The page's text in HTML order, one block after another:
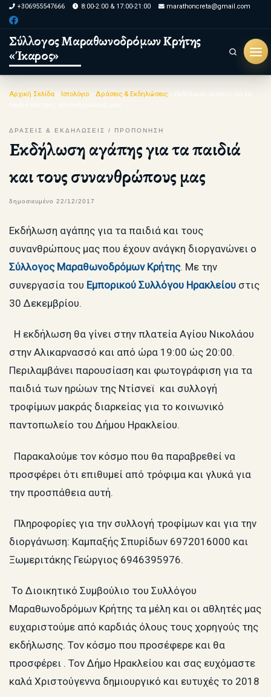
Skip to content
+306955547666 8:00-2:00 & 17:00-21:00 marathoncreta@gmail.com
Σύλλογος Μαραθωνοδρόμων Κρήτης
«Ίκαρος»
Search
Αρχική Σελίδα Ιστολόγιο Δράσεις & Εκδηλώσεις
ΔΡΑΣΕΙΣ & ΕΚΔΗΛΩΣΕΙΣ ΠΡΟΠΟΝΗΣΗ
Εκδήλωση αγάπης για τα παιδιά
και τους συνανθρώπους μας
δημοσιευμένο 22/12/2017
Εκδήλωση αγάπης για τα παιδιά και τους
συνανθρώπους μας που έχουν ανάγκη διοργανώνει ο
Σύλλογος Μαραθωνοδρόμων Κρήτης. Mε την
συνεργασία του Εμπορικού Συλλόγου Ηρακλείου στις
30 Δεκεμβρίου.
Η εκδήλωση θα γίνει στην πλατεία Αγίου Νικολάου
στην Αλικαρνασσό και από ώρα 19:00 ώς 20:00.
Περιλαμβάνει παρουσίαση και φωτογράφιση για τα
παιδιά των ηρώων της Ντίσνεϊ και συλλογή
τροφίμων μακράς διαρκείας για το κοινωνικό
παντοπωλείο του Δήμου Ηρακλείου.
Παρακαλούμε τον κόσμο που θα παραβρεθεί να
προσφέρει ότι επιθυμεί από τρόφιμα και γλυκά για
την προσπάθεια αυτή.
Πληροφορίες για την συλλογή τροφίμων και για την
διοργάνωση: Καμπαξής Σπυρίδων 6972016000 και
Ξωμεριτάκης Γεώργιος 6946395976.
Το Διοικητικό Συμβούλιο του Συλλόγου
Μαραθωνοδρόμων Κρήτης τα μέλη και οι αθλητές μας
ευχαριστούμε από καρδιάς όλους τους χορηγούς της
εκδήλωσης. Τον κόσμο που προσέφερε και θα
προσφέρει . Τον Δήμο Ηρακλείου και σας ευχόμαστε
καλά Χριστούγεννα δημιουργικό και ευτυχές το 2018